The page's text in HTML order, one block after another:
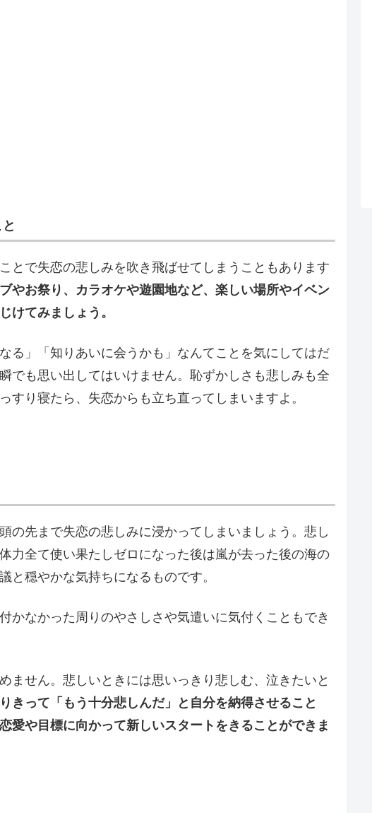
とで失恋の悲しみを吹き飛ばせてしまうこともあります
やお祭り、カラオケや遊園地など、楽しい場所やイベン
けてみましょう。
る」「知りあいに会うかも」なんてことを気にしてはだ
でも思い出してはいけません。恥ずかしさも悲しみも全
すり寝たら、失恋からも立ち直ってしまいますよ。
の先まで失恋の悲しみに浸かってしまいましょう。悲し
力全て使い果たしゼロになった後は嵐が去った後の海の
と穏やかな気持ちになるものです。
かなかった周りのやさしさや気遣いに気付くこともでき
ません。悲しいときには思いっきり悲しむ、泣きたいと
きって「もう十分悲しんだ」と自分を納得させること
愛や目標に向かって新しいスタートをきることができま